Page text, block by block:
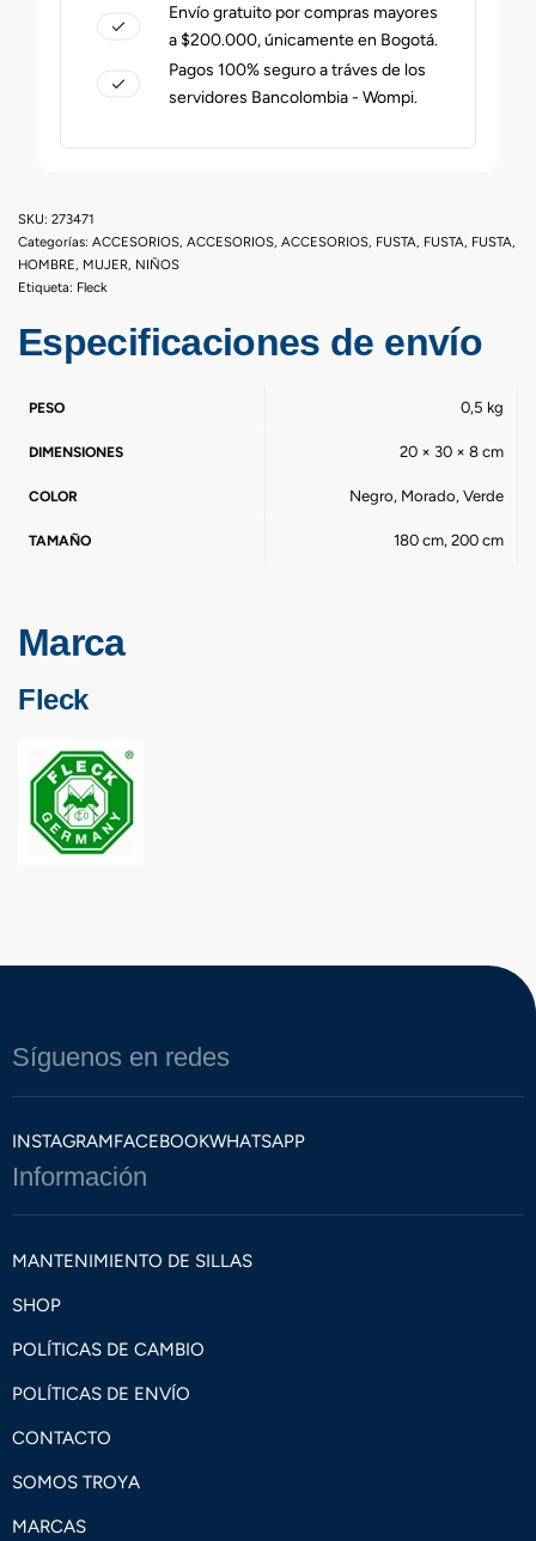
Envío gratuito por compras mayores
a $200.000, únicamente en Bogotá.
Pagos 100% seguro a tráves de los
servidores Bancolombia - Wompi.
273471
Categorías: ACCESORIOS, ACCESORIOS, ACCESORIOS, FUSTA, FUSTA, FUSTA,
HOMBRE, MUJER, NIÑOS
Etiqueta: Fleck
Especificaciones de envío
PESO 0,5 kg
DIMENSIONES 20 × 30 × 8 cm
COLOR Negro, Morado, Verde
TAMAÑO 180 cm, 200 cm
Marca
Fleck
Síguenos en redes
INSTAGRAMFACEBOOKWHATSAPP
Información
MANTENIMIENTO DE SILLAS
SHOP
POLÍTICAS DE CAMBIO
POLÍTICAS DE ENVÍO
CONTACTO
SOMOS TROYA
MARCAS